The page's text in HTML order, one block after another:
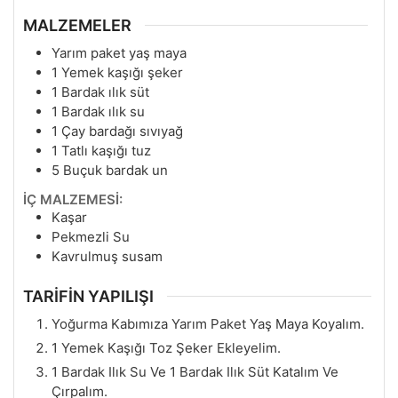
MALZEMELER
Yarım paket yaş maya
1 Yemek kaşığı şeker
1 Bardak ılık süt
1 Bardak ılık su
1 Çay bardağı sıvıyağ
1 Tatlı kaşığı tuz
5 Buçuk bardak un
İÇ MALZEMESİ:
Kaşar
Pekmezli Su
Kavrulmuş susam
TARİFİN YAPILIŞI
Yoğurma Kabımıza Yarım Paket Yaş Maya Koyalım.
1 Yemek Kaşığı Toz Şeker Ekleyelim.
1 Bardak Ilık Su Ve 1 Bardak Ilık Süt Katalım Ve
Çırpalım.